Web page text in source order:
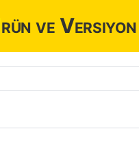
ve Versiyon